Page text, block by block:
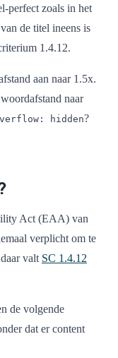
perfect zoals in het
de titel ineens is
1.4.12.
aan naar 1.5x.
naar
hidden?
Act (EAA) van
verplicht om te
valt SC 1.4.12
de volgende
dat er content